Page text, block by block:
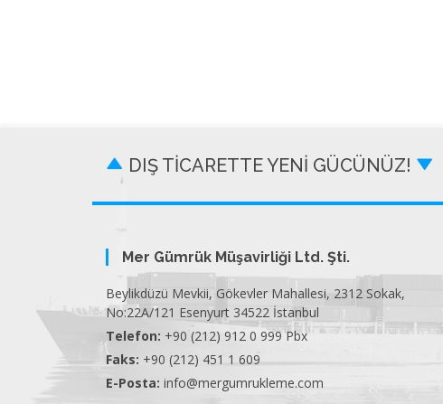
DIŞ TİCARETTE YENİ GÜCÜNÜZ!
Mer Gümrük Müşavirliği Ltd. Şti.
Beylikdüzü Mevkii, Gökevler Mahallesi, 2312 Sokak,
No:22A/121 Esenyurt 34522 İstanbul
Telefon: +90 (212) 912 0 999 Pbx
Faks: +90 (212) 451 1 609
E-Posta: info@mergumrukleme.com